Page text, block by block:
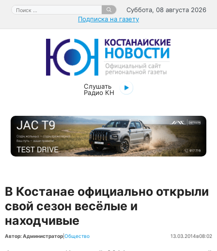
Перейти
содержимому
Поиск:
Суббота, 08 августа 2026
Подписка на газету
Слушать
Радио КН
В Костанае официально открыли
свой сезон весёлые и
находчивые
Автор: Администратор Общество 13.03.2014в08:02